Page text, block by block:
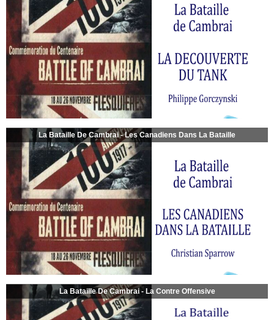
La Bataille De Cambrai - Les Canadiens Dans La Bataille
La Bataille De Cambrai - La Contre Offensive